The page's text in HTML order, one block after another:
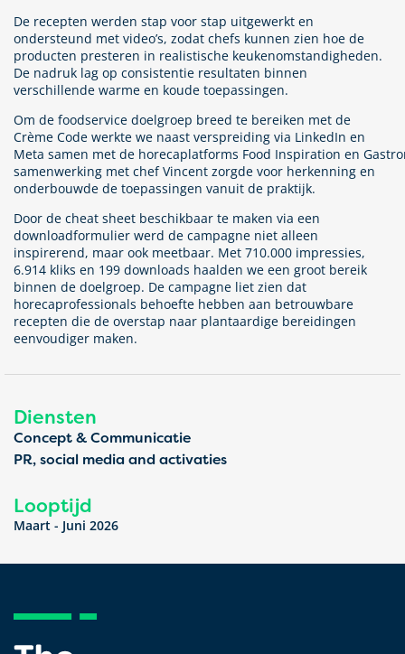
De recepten werden stap voor stap uitgewerkt en
ondersteund met video’s, zodat chefs kunnen zien hoe de
producten presteren in realistische keukenomstandigheden.
De nadruk lag op consistentie resultaten binnen
verschillende warme en koude toepassingen.
Om de foodservice doelgroep breed te bereiken met de
Crème Code werkte we naast verspreiding via LinkedIn en
Meta samen met de horecaplatforms Food Inspiration en
samenwerking met chef Vincent zorgde voor herkenning en
onderbouwde de toepassingen vanuit de praktijk.
Door de cheat sheet beschikbaar te maken via een
downloadformulier werd de campagne niet alleen
inspirerend, maar ook meetbaar. Met 710.000 impressies,
6.914 kliks en 199 downloads haalden we een groot bereik
binnen de doelgroep. De campagne liet zien dat
horecaprofessionals behoefte hebben aan betrouwbare
recepten die de overstap naar plantaardige bereidingen
eenvoudiger maken.
Diensten
Concept & Communicatie
PR, social media and activaties
Looptijd
Maart - Juni 2026